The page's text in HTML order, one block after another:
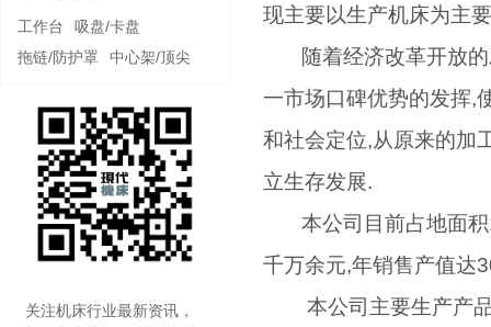
工作台
吸盘/卡盘
拖链/防护罩
中心架/顶尖
关注机床行业最新资讯，
现主要以生产机床为主
随着经济改革开放的
一市场口碑优势的发挥,
和社会定位,从原来的加
立生存发展.
本公司目前占地面积
千万余元,年销售产值达
本公司主要生产产品